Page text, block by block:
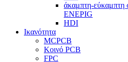
άκαμπτη-εύκαμπτη
ENEPIG
HDI
Ικανότητα
MCPCB
Κοινό PCB
FPC